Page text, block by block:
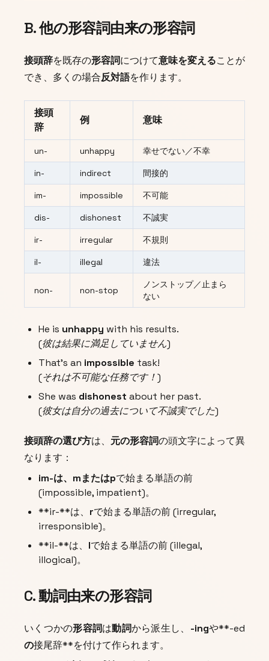
B. 他の形容詞由来の形容詞
接頭辞を既存の形容詞につけて意味を変えることが
でき、多くの場合反対語を作ります。
接頭
辞
例 意味
un- unhappy 幸せでない／不幸
in- indirect 間接的
im- impossible 不可能
dis- dishonest 不誠実
ir- irregular 不規則
il- illegal 違法
non- non-stop
ノンストップ／止まら
ない
He is unhappy with his results.
(彼は結果に満足していません)
That’s an impossible task!
(それは不可能な任務です！)
She was dishonest about her past.
(彼女は自分の過去について不誠実でした)
接頭辞の選び方は、 元の形容詞の頭文字によって異
なります：
im-は、 mまたはpで始まる単語の前
(impossible, impatient)。
**ir-**は、 rで始まる単語の前 (irregular,
irresponsible)。
**il-**は、 lで始まる単語の前 (illegal,
illogical)。
C. 動詞由来の形容詞
いくつかの形容詞は動詞から派生し、 -ingや**-ed
の接尾辞**を付けて作られます。